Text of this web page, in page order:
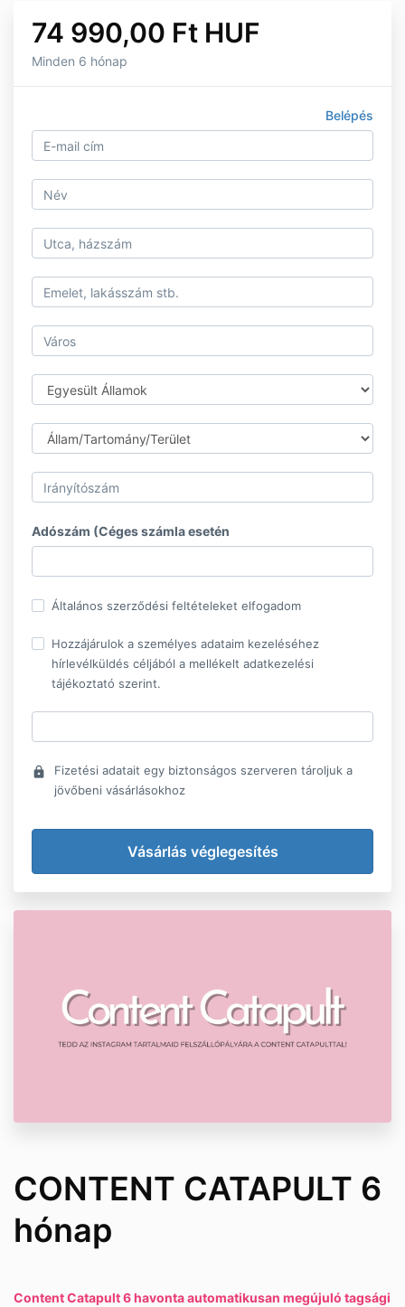
74 990,00 Ft HUF
Minden 6 hónap
Belépés
Adószám (Céges számla esetén
Általános szerződési feltételeket elfogadom
Hozzájárulok a személyes adataim kezeléséhez
hírlevélküldés céljából a mellékelt adatkezelési
tájékoztató szerint.
lock
Fizetési adatait egy biztonságos szerveren tároljuk a
jövőbeni vásárlásokhoz
CONTENT CATAPULT 6
hónap
Content Catapult 6 havonta automatikusan megújuló tagsági